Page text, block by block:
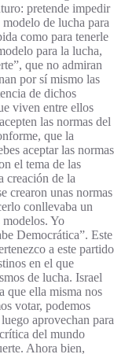
pretende impedir
de lucha para
como para tenerle
para la lucha,
que no admiran
por sí mismo las
de dichos
viven entre ellos
las normas del
que la
aceptar las normas
el tema de las
creación de la
crearon unas normas
conllevaba un
modelos. Yo
Democrática”. Este
a este partido
en el que
de lucha. Israel
que ella misma nos
votar, podemos
aprovechan para
del mundo
Ahora bien,